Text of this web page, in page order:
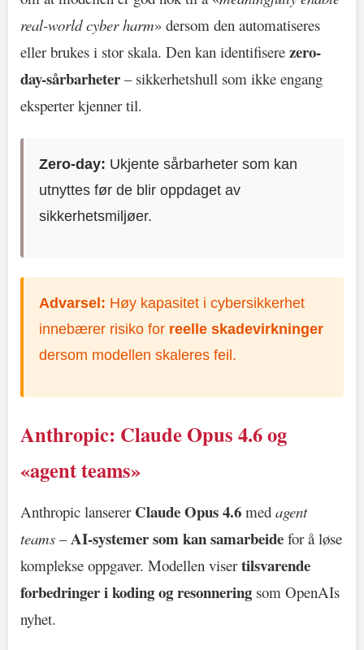
real-world cyber harm» dersom den automatiseres
eller brukes i stor skala. Den kan identifisere zero-
day-sårbarheter – sikkerhetshull som ikke engang
eksperter kjenner til.
Zero-day: Ukjente sårbarheter som kan
utnyttes før de blir oppdaget av
sikkerhetsmiljøer.
Advarsel: Høy kapasitet i cybersikkerhet
innebærer risiko for reelle skadevirkninger
dersom modellen skaleres feil.
Anthropic: Claude Opus 4.6 og
«agent teams»
Anthropic lanserer Claude Opus 4.6 med agent
teams –AI-systemer som kan samarbeide for å løse
komplekse oppgaver. Modellen visertilsvarende
forbedringer i koding og resonnering som OpenAIs
nyhet.